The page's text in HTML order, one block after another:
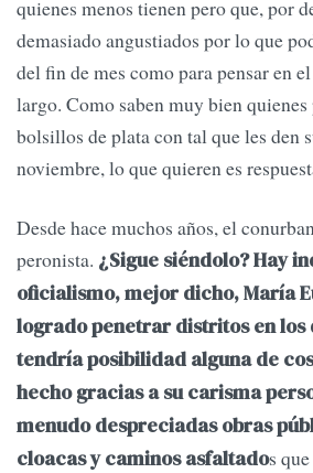
quienes menos tienen pero que, por
demasiado angustiados por lo que
del fin de mes como para pensar en
largo. Como saben muy bien
bolsillos de plata con tal que les den
noviembre, lo que quieren es
Desde hace muchos años, el
peronista. ¿Sigue siéndolo? Hay
oficialismo, mejor dicho, María
logrado penetrar distritos en los
tendría posibilidad alguna de
hecho gracias a su carisma
menudo despreciadas obras
cloacas y caminos asfaltados